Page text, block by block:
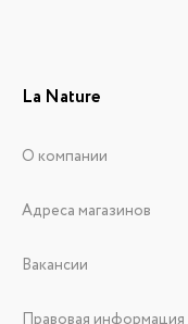
La Nature
О компании
Адреса магазинов
Вакансии